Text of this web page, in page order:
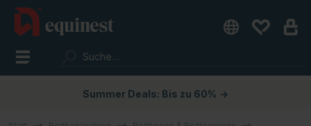
Summer Deals: Bis zu 60% →